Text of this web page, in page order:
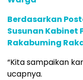
Berdasarkan
Susunan Kabinet
Rakabuming
“Kita sampaikan
ucapnya.